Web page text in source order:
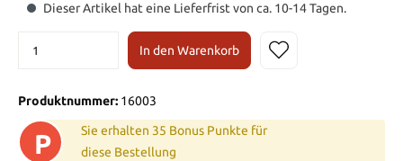
Dieser Artikel hat eine Lieferfrist von ca. 10-14 Tagen.
In den Warenkorb
Produktnummer: 16003
P
Sie erhalten 35 Bonus Punkte für
diese Bestellung